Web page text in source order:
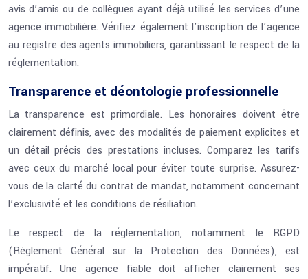
avis d’amis ou de collègues ayant déjà utilisé les services d’une
agence immobilière. Vérifiez également l’inscription de l’agence
au registre des agents immobiliers, garantissant le respect de la
réglementation.
Transparence et déontologie professionnelle
La transparence est primordiale. Les honoraires doivent être
clairement définis, avec des modalités de paiement explicites et
un détail précis des prestations incluses. Comparez les tarifs
avec ceux du marché local pour éviter toute surprise. Assurez-
vous de la clarté du contrat de mandat, notamment concernant
l’exclusivité et les conditions de résiliation.
Le respect de la réglementation, notamment le RGPD
(Règlement Général sur la Protection des Données), est
impératif. Une agence fiable doit afficher clairement ses